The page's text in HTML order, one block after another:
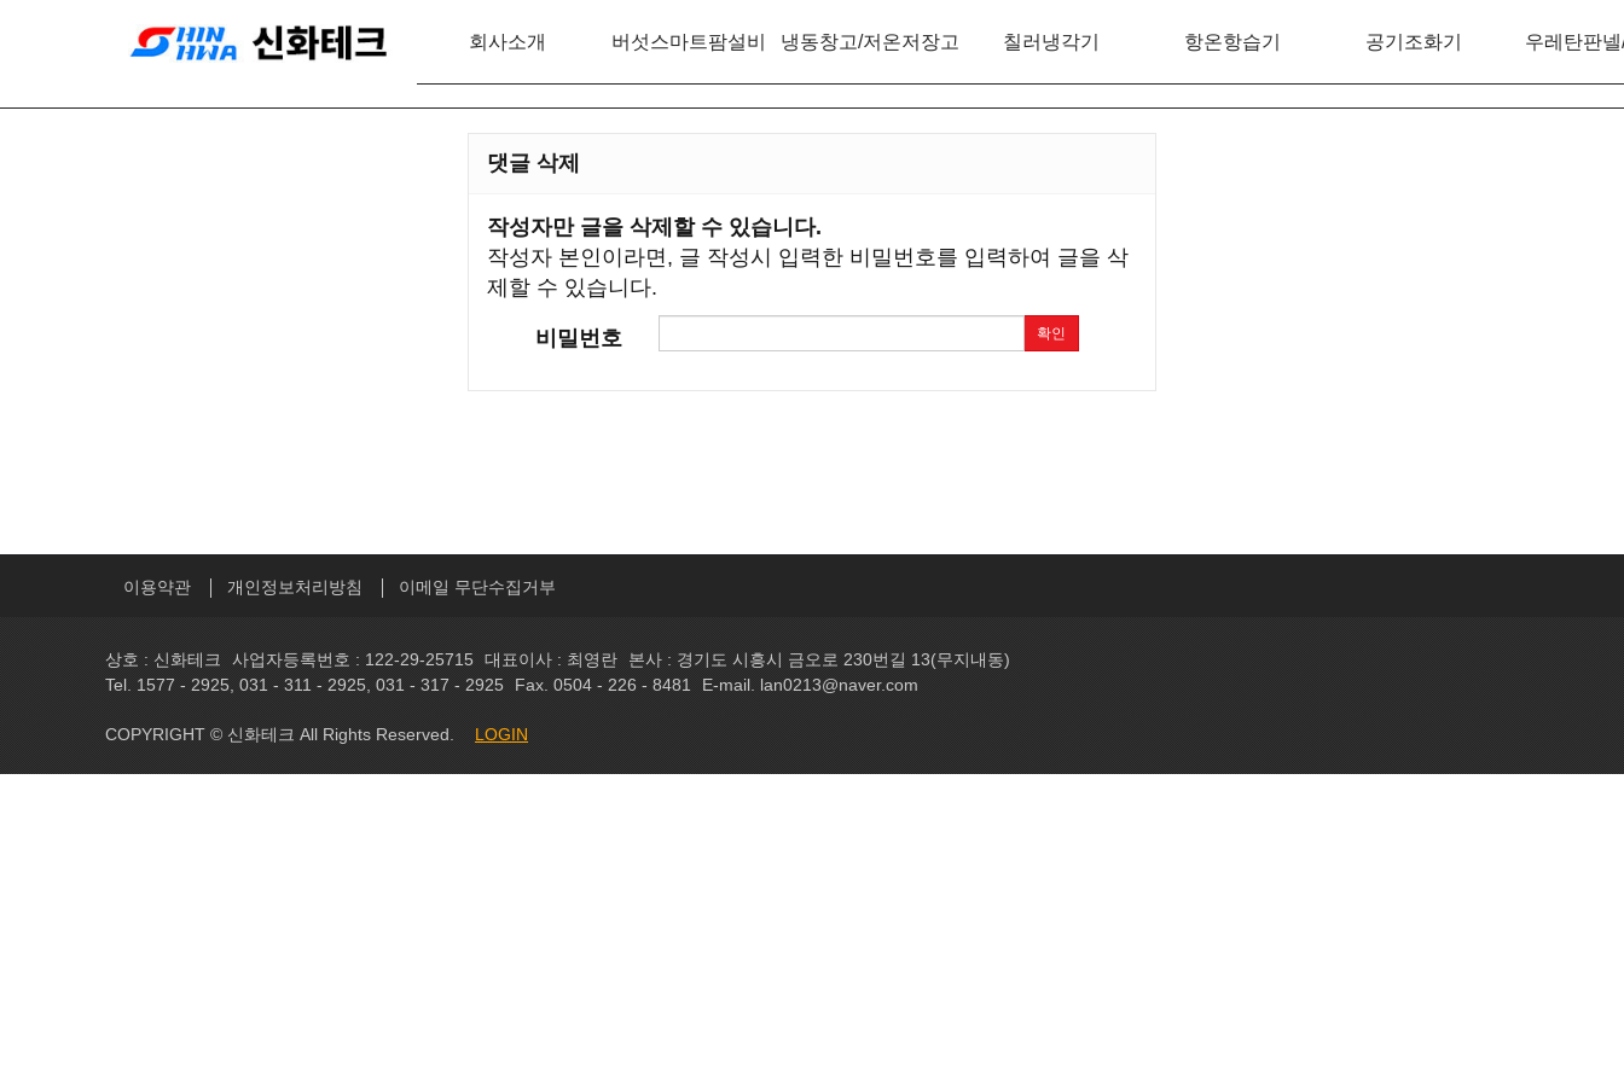
회사소개 버섯스마트팜설비 냉동창고/저온저장고 칠러냉각기 항온항습기 공기조화기 우레탄판
댓글 삭제
작성자만 글을 삭제할 수 있습니다.
작성자 본인이라면, 글 작성시 입력한 비밀번호를 입력하여 글을 삭
제할 수 있습니다.
비밀번호 확인
이용약관 개인정보처리방침 이메일 무단수집거부
상호 : 신화테크 사업자등록번호 : 122-29-25715 대표이사 : 최영란
본사 : 경기도 시흥시 금오로 230번길 13(무지내동)
Tel. 1577 - 2925, 031 - 311 - 2925, 031 - 317 - 2925
Fax. 0504 - 226 - 8481 E-mail. lan0213@naver.com
COPYRIGHT © 신화테크 All Rights Reserved. LOGIN